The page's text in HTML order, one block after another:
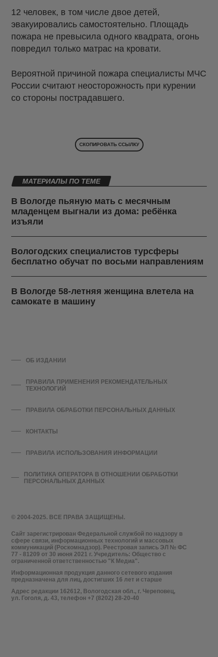
12 человек, в том числе двое детей,
эвакуировались самостоятельно. Площадь
пожара не превысила одного квадрата, огонь
повредил только матрас на кровати.
Вероятной причиной пожара специалисты МЧС
России считают неосторожность при курении
со стороны пострадавшего.
СКОПИРОВАТЬ ССЫЛКУ
МАТЕРИАЛЫ ПО ТЕМЕ
В Вологде пьяную мать с месячным
младенцем выгнали из дома: ребёнка
изъяли
Вологодских специалистов турсферы
бесплатно обучат по восьми направлениям
В Вологде 58-летняя женщина влетела на
самокате в машину
© 2004-2025. ВСЕ ПРАВА ЗАЩИЩЕНЫ.
Сайт зарегистрирован Федеральной службой по надзору в
сфере связи, информационных технологий и массовых
коммуникаций (Роскомнадзор). Реестровая запись ЭЛ № ФС
77 - 81209 от 30 июня 2021 г. Учредитель: Общество с
ограниченной ответственностью "К Медиа".
Информационная продукция данного сетевого издания
предназначена для лиц, достигших 16 лет и старше
Адрес редакции 162612, Вологодская обл., г. Череповец,
ул. Гоголя, д. 43, телефон +7 (8202) 28-20-40
ОБ ИЗДАНИИ
ПРАВИЛА ПРИМЕНЕНИЯ РЕКОМЕНДАТЕЛЬНЫХ
ТЕХНОЛОГИЙ
ПРАВИЛА ОБРАБОТКИ ПЕРСОНАЛЬНЫХ ДАННЫХ
КОНТАКТЫ
ПРАВИЛА ИСПОЛЬЗОВАНИЯ ИНФОРМАЦИИ
ПОЛИТИКА ОПЕРАТОРА В ОТНОШЕНИИ ОБРАБОТКИ
ПЕРСОНАЛЬНЫХ ДАННЫХ